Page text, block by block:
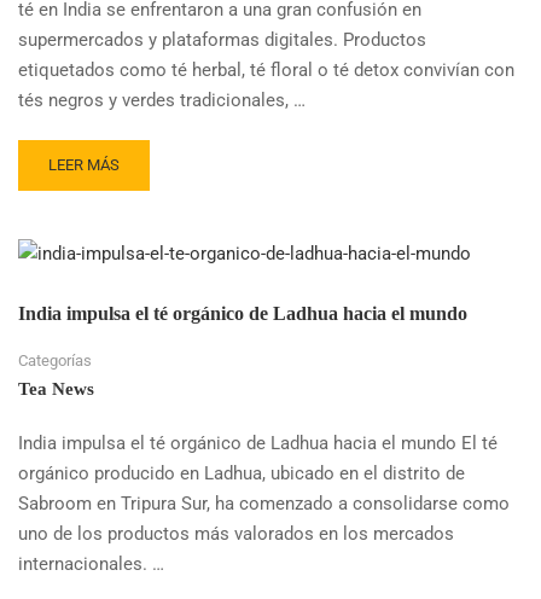
té en India se enfrentaron a una gran confusión en
supermercados y plataformas digitales. Productos
etiquetados como té herbal, té floral o té detox convivían con
tés negros y verdes tradicionales, …
READ
MORE
ACLARA
LEY
QUÉ
PUEDE
EN
EL
MERCADO
LEER MÁS
India impulsa el té orgánico de Ladhua hacia el mundo
Categorías
Tea News
India impulsa el té orgánico de Ladhua hacia el mundo El té
orgánico producido en Ladhua, ubicado en el distrito de
Sabroom en Tripura Sur, ha comenzado a consolidarse como
uno de los productos más valorados en los mercados
internacionales. …